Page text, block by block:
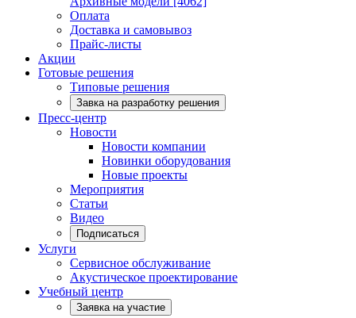
Оплата
Доставка и самовывоз
Прайс-листы
Акции
Готовые решения
Типовые решения
Завка на разработку решения
Пресс-центр
Новости
Новости компании
Новинки оборудования
Новые проекты
Мероприятия
Статьи
Видео
Подписаться
Услуги
Сервисное обслуживание
Акустическое проектирование
Учебный центр
Заявка на участие